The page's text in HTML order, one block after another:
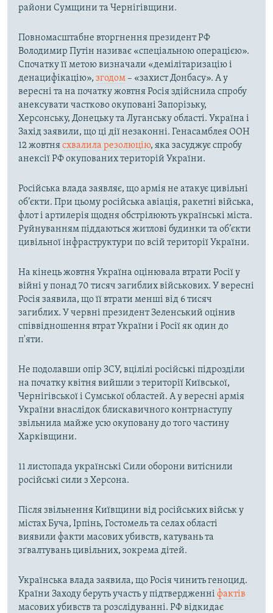
райони Сумщини та Чернігівщини.
Повномасштабне вторгнення президент РФ
Володимир Путін називає «спеціальною операцією».
Спочатку її метою визначали «демілітаризацію і
денацифікацію», згодом– «захист Донбасу». А у
вересні та на початку жовтня Росія здійснила спробу
анексувати частково окуповані Запорізьку,
Херсонську, Донецьку та Луганську області. Україна і
Захід заявили, що ці дії незаконні. Генасамблея ООН
12 жовтнясхвалила резолюцію, яка засуджує спробу
анексії РФ окупованих територій України.
Російська влада заявляє, що армія не атакує цивільні
об’єкти. При цьому російська авіація, ракетні війська,
флот і артилерія щодня обстрілюють українські міста.
Руйнуванням піддаються житлові будинки та об’єкти
цивільної інфраструктури по всій території України.
На кінець жовтня Україна оцінювала втрати Росії у
війні у понад 70 тисяч загиблих військових. У вересні
Росія заявила, що її втрати менші від 6 тисяч
загиблих. У червні президент Зеленський оцінив
співвідношення втрат України і Росії як один до
п'яти.
Не подолавши опір ЗСУ, вцілілі російські підрозділи
на початку квітня вийшли з території Київської,
Чернігівської і Сумської областей. А у вересні армія
України внаслідок блискавичного контрнаступу
звільнила майже усю окуповану до того частину
Харківщини.
11 листопада українські Сили оборони витіснили
російські сили з Херсона.
Після звільнення Київщини від російських військ у
містах Буча, Ірпінь, Гостомель та селах області
виявили факти масових убивств, катувань та
зґвалтувань цивільних, зокрема дітей.
Українська влада заявила, що Росія чинить геноцид.
Країни Заходу беруть участь у підтвердженні фактів
масових убивств та розслідуванні. РФ відкидає